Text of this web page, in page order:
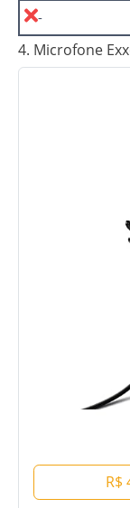
-
4. Microfone
R$